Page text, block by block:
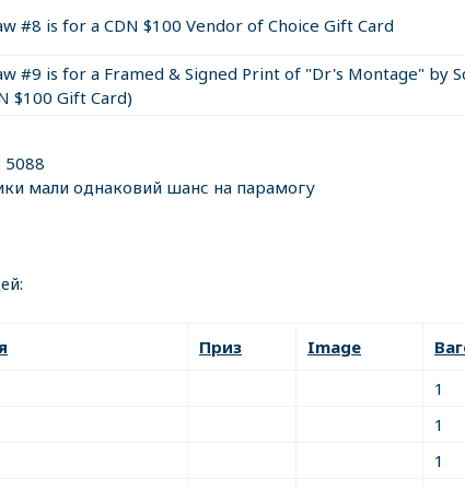
Question
2?
math question must be included in your return email
sign up page) on www.ifio.ca (including full
anywhere on IFIO and be active (classified's,
#8 is for a CDN $100 Vendor of Choice Gift Card
#9 is for a Framed & Signed Print of "Dr's Montage" by
$100 Gift Card)
5088
мали однаковий шанс на парамогу
Приз Image
1
1
1